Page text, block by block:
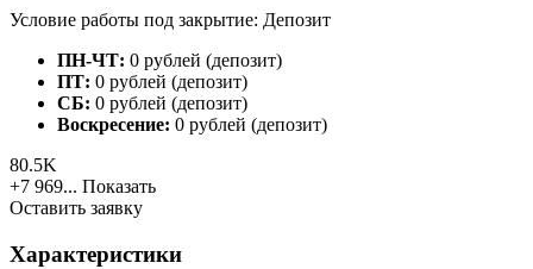
Условие работы под закрытие: Депозит
ПН-ЧТ: 0 рублей (депозит)
ПТ: 0 рублей (депозит)
СБ: 0 рублей (депозит)
Воскресение: 0 рублей (депозит)
80.5K
+7 969... Показать
Оставить заявку
Характеристики